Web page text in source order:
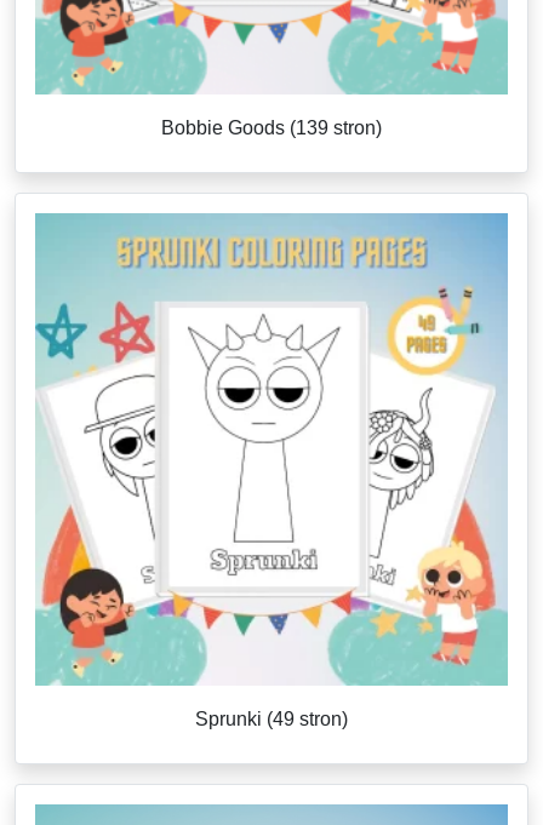
Bobbie Goods (139 stron)
Sprunki (49 stron)